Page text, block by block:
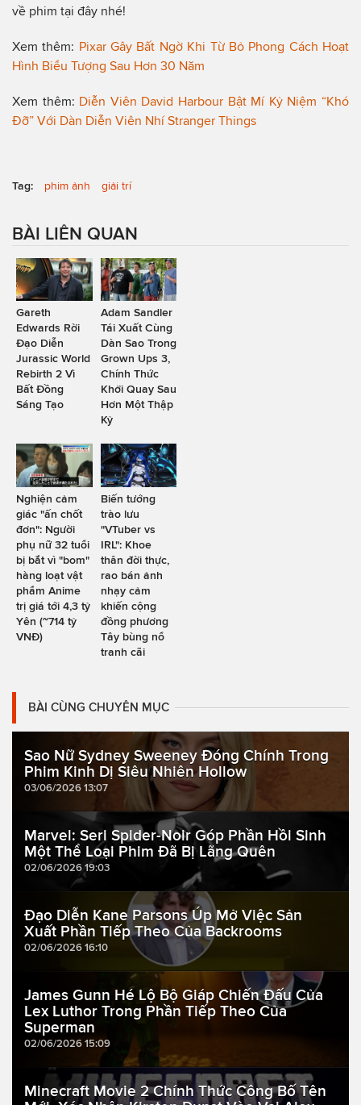
về phim tại đây nhé!
Xem thêm: Pixar Gây Bất Ngờ Khi Từ Bỏ Phong Cách Hoạt
Hình Biểu Tượng Sau Hơn 30 Năm
Xem thêm: Diễn Viên David Harbour Bật Mí Kỷ Niệm “Khó
Đỡ” Với Dàn Diễn Viên Nhí Stranger Things
Tag: phim ảnh giải trí
BÀI LIÊN QUAN
Gareth
Edwards Rời
Đạo Diễn
Jurassic World
Rebirth 2 Vì
Bất Đồng
Sáng Tạo
Adam Sandler
Tái Xuất Cùng
Dàn Sao Trong
Grown Ups 3,
Chính Thức
Khởi Quay Sau
Hơn Một Thập
Kỷ
Nghiện cảm
giác "ấn chốt
đơn": Người
phụ nữ 32 tuổi
bị bắt vì "bom"
hàng loạt vật
phẩm Anime
trị giá tới 4,3 tỷ
Yên (~714 tỷ
VNĐ)
Biến tướng
trào lưu
"VTuber vs
IRL": Khoe
thân đời thực,
rao bán ảnh
nhạy cảm
khiến cộng
đồng phương
Tây bùng nổ
tranh cãi
BÀI CÙNG CHUYÊN MỤC
Sao Nữ Sydney Sweeney Đóng Chính Trong
Phim Kinh Dị Siêu Nhiên Hollow
03/06/2026 13:07
Marvel: Seri Spider-Noir Góp Phần Hồi Sinh
Một Thể Loại Phim Đã Bị Lãng Quên
02/06/2026 19:03
Đạo Diễn Kane Parsons Úp Mở Việc Sản
Xuất Phần Tiếp Theo Của Backrooms
02/06/2026 16:10
James Gunn Hé Lộ Bộ Giáp Chiến Đấu Của
Lex Luthor Trong Phần Tiếp Theo Của
Superman
02/06/2026 15:09
Minecraft Movie 2 Chính Thức Công Bố Tên